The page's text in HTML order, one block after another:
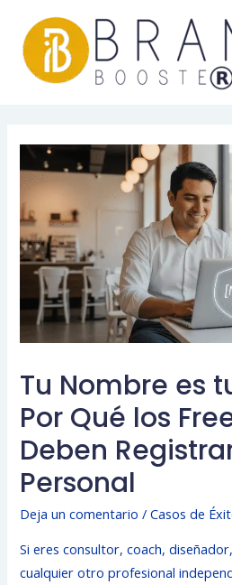
Tu Nombre es
Por Qué los
Deben
Personal
Deja un comentario /Casos de
Si eres consultor, coach,
cualquier otro profesional